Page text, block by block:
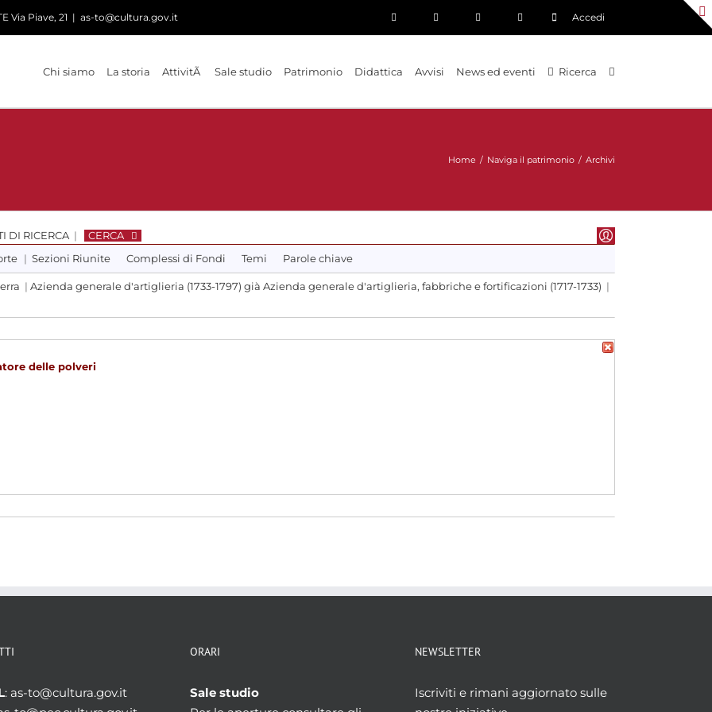
Via Piave, 21 | as-to@cultura.gov.it Accedi
Chi siamo La storia AttivitÃ Sale studio Patrimonio Didattica Avvisi News ed eventi Ricerca
Home / Naviga il patrimonio / Archivi
DI RICERCA |
CERCA
| Sezioni Riunite Complessi di Fondi Temi Parole chiave
| Azienda generale d'artiglieria (1733-1797) già Azienda generale d'artiglieria, fabbriche e fortificazioni (1717-1733) |
delle polveri
: as-to@cultura.gov.it
ORARI
Sale studio
NEWSLETTER
Iscriviti e rimani aggiornato sulle